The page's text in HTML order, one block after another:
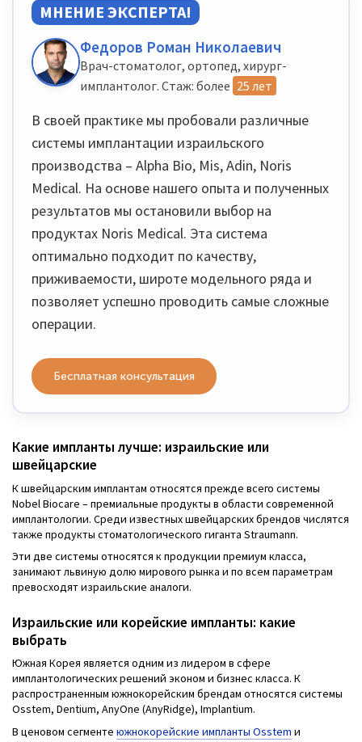
МНЕНИЕ ЭКСПЕРТА!
Федоров Роман Николаевич
Врач-стоматолог, ортопед, хирург-
имплантолог. Стаж: более 25 лет
В своей практике мы пробовали различные
системы имплантации израильского
производства – Alpha Bio, Mis, Adin, Noris
Medical. На основе нашего опыта и полученных
результатов мы остановили выбор на
продуктах Noris Medical. Эта система
оптимально подходит по качеству,
приживаемости, широте модельного ряда и
позволяет успешно проводить самые сложные
операции.
Бесплатная консультация
Какие импланты лучше: израильские или
швейцарские
К швейцарским имплантам относятся прежде всего системы
Nobel Biocare – премиальные продукты в области современной
имплантологии. Среди известных швейцарских брендов числятся
также продукты стоматологического гиганта Straumann.
Эти две системы относятся к продукции премиум класса,
занимают львиную долю мирового рынка и по всем параметрам
превосходят израильские аналоги.
Израильские или корейские импланты: какие
выбрать
Южная Корея является одним из лидером в сфере
имплантологических решений эконом и бизнес класса. К
распространенным южнокорейским брендам относятся системы
Osstem, Dentium, AnyOne (AnyRidge), Implantium.
В ценовом сегменте южнокорейские импланты Osstem и